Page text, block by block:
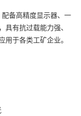
备高精度显示器、一
有抗过载能力强、
于各类工矿企业。